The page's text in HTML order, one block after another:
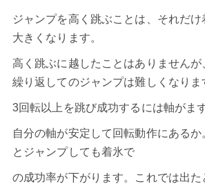
ジャンプを高く跳ぶことは、それだけ
大きくなります。
高く跳ぶに越したことはありませんが
繰り返してのジャンプは難しくなりま
3回転以上を跳び成功するには軸がま
自分の軸が安定して回転動作にある
とジャンプしても着氷で
の成功率が下がります。これでは出た